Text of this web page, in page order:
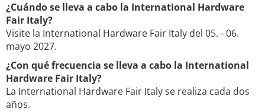
¿Cuándo se lleva a cabo la International Hardware
Fair Italy?
Visite la International Hardware Fair Italy del 05. - 06.
mayo 2027.
¿Con qué frecuencia se lleva a cabo la International
Hardware Fair Italy?
La International Hardware Fair Italy se realiza cada dos
años.